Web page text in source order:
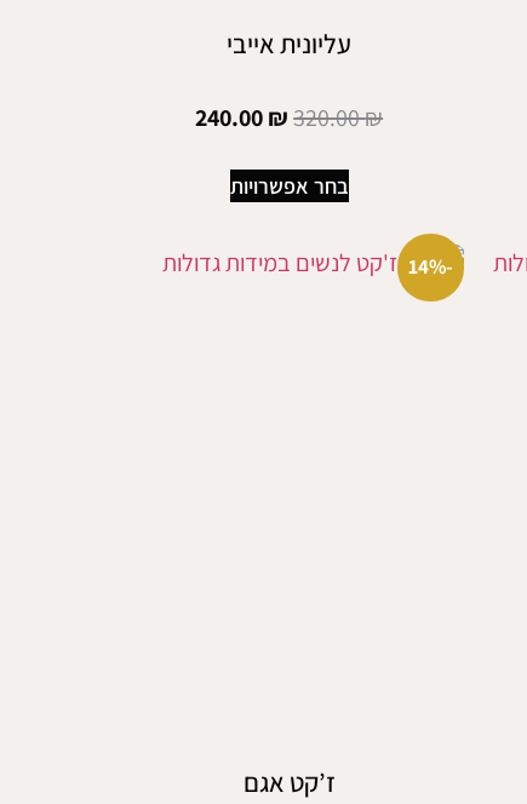
עליונית אייבי
320.00₪
240.00₪
בחר אפשרויות
-14%
ז’קט אגם